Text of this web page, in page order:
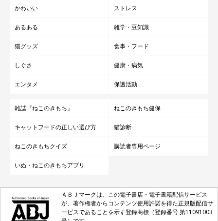
かわいい ストレス
あるある 雑学・豆知識
猫グッズ 食事・フード
しぐさ 健康・病気
エンタメ 保護活動
雑誌『ねこのきもち』 ねこのきもち健保
キャットフードの正しい選び方 猫診断
ねこのきもちクイズ 購読者専用ページ
いぬ・ねこのきもちアプリ
ＡＢＪマークは、この電子書店・電子書籍配信サービス
が、著作権者からコンテンツ使用許諾を得た正規版配信サ
ービスであることを示す登録商標（登録番号 第11091003